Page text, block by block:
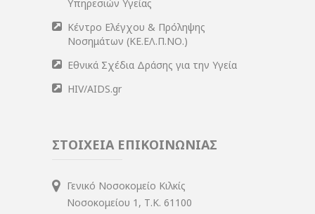
Υπηρεσιών Υγείας
Κέντρο Ελέγχου & Πρόληψης
Νοσημάτων (ΚΕ.ΕΛ.Π.ΝΟ.)
Εθνικά Σχέδια Δράσης για την Υγεία
HIV/AIDS.gr
ΣΤΟΙΧΕΙΑ ΕΠΙΚΟΙΝΩΝΙΑΣ
Γενικό Νοσοκομείο Κιλκίς
Νοσοκομείου 1, Τ.Κ. 61100